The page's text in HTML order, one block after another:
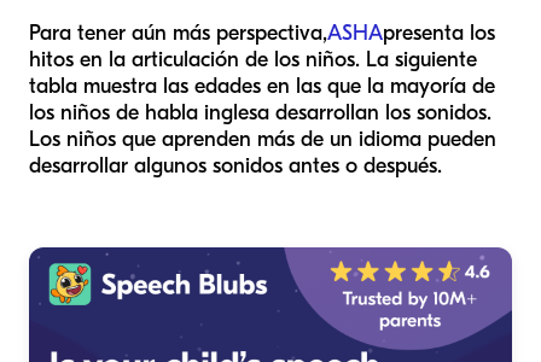
Para tener aún más perspectiva,ASHApresenta los
hitos en la articulación de los niños. La siguiente
tabla muestra las edades en las que la mayoría de
los niños de habla inglesa desarrollan los sonidos.
Los niños que aprenden más de un idioma pueden
desarrollar algunos sonidos antes o después.